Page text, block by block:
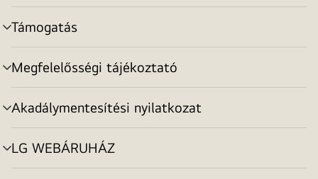
toggle
Támogatás
menu
toggle
Megfelelősségi tájékoztató
menu
toggle
Akadálymentesítési nyilatkozat
menu
toggle
LG WEBÁRUHÁZ
menu
toggle